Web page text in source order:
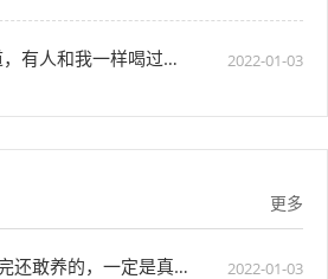
好奇猫奶是什么味道，有人和我一样喝过猫奶吗？” 2022-01-03
更多
养狗的8大坏处，看完还敢养的，一定是真爱了 2022-01-03